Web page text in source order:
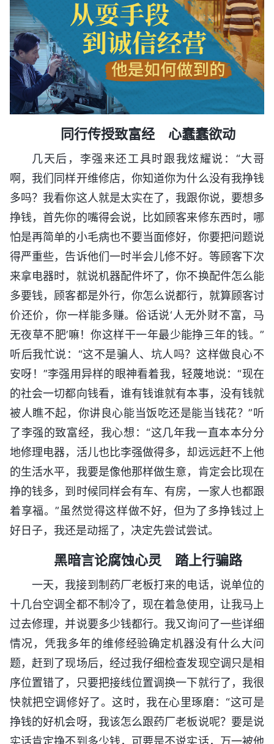
同行传授致富经 心蠢蠢欲动
几天后，李强来还工具时跟我炫耀说：“大哥
啊，我们同样开维修店，你知道你为什么没有我挣钱
多吗？我看你这人就是太实在了，我跟你说，要想多
挣钱，首先你的嘴得会说，比如顾客来修东西时，哪
怕是再简单的小毛病也不要当面修好，你要把问题说
得严重些，告诉他们一时半会儿修不好。等顾客下次
来拿电器时，就说机器配件坏了，你不换配件怎么能
多要钱，顾客都是外行，你怎么说都行，就算顾客讨
价还价，你一样能多赚。俗话说‘人无外财不富，马
无夜草不肥’嘛！你这样干一年最少能挣三年的钱。”
听后我忙说：“这不是骗人、坑人吗？这样做良心不
安呀！”李强用异样的眼神看着我，轻蔑地说：“现在
的社会一切都向钱看，谁有钱谁就有本事，没有钱就
被人瞧不起，你讲良心能当饭吃还是能当钱花？”听
了李强的致富经，我心想：“这几年我一直本本分分
地修理电器，活儿也比李强做得多，却远远赶不上他
的生活水平，我要是像他那样做生意，肯定会比现在
挣的钱多，到时候同样会有车、有房，一家人也都跟
着享福。”虽然觉得这样做不好，但为了多挣钱过上
好日子，我还是动摇了，决定先尝试尝试。
黑暗言论腐蚀心灵 踏上行骗路
一天，我接到制药厂老板打来的电话，说单位的
十几台空调全都不制冷了，现在着急使用，让我马上
过去修理，并说要多少钱都行。我又询问了一些详细
情况，凭我多年的维修经验确定机器没有什么大问
题，赶到了现场后，经过我仔细检查发现空调只是相
序位置错了，只要把接线位置调换一下就行了，我很
快就把空调修好了。这时，我在心里琢磨：“这可是
挣钱的好机会呀，我该怎么跟药厂老板说呢？要是说
实话肯定挣不到多少钱，可要是不说实话，万一被他